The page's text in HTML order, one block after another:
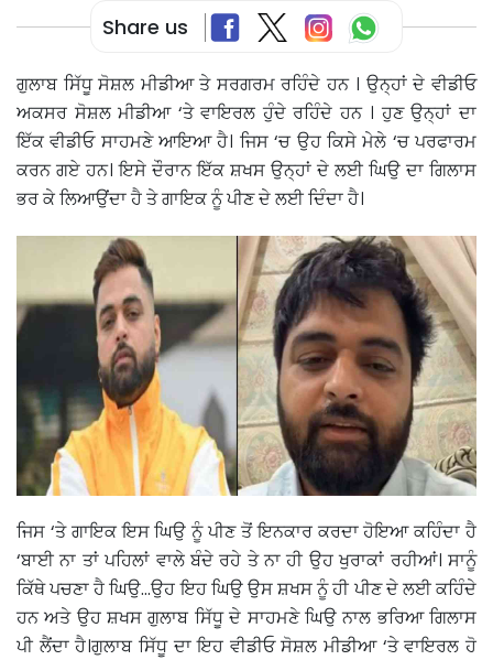
Share us
ਗੁਲਾਬ ਸਿੱਧੂ ਸੋਸ਼ਲ ਮੀਡੀਆ ਤੇ ਸਰਗਰਮ ਰਹਿੰਦੇ ਹਨ । ਉਨ੍ਹਾਂ ਦੇ ਵੀਡੀਓ
ਅਕਸਰ ਸੋਸ਼ਲ ਮੀਡੀਆ ‘ਤੇ ਵਾਇਰਲ ਹੁੰਦੇ ਰਹਿੰਦੇ ਹਨ । ਹੁਣ ਉਨ੍ਹਾਂ ਦਾ
ਇੱਕ ਵੀਡੀਓ ਸਾਹਮਣੇ ਆਇਆ ਹੈ। ਜਿਸ ‘ਚ ਉਹ ਕਿਸੇ ਮੇਲੇ ‘ਚ ਪਰਫਾਰਮ
ਕਰਨ ਗਏ ਹਨ। ਇਸੇ ਦੌਰਾਨ ਇੱਕ ਸ਼ਖਸ ਉਨ੍ਹਾਂ ਦੇ ਲਈ ਘਿਉ ਦਾ ਗਿਲਾਸ
ਭਰ ਕੇ ਲਿਆਉਂਦਾ ਹੈ ਤੇ ਗਾਇਕ ਨੂੰ ਪੀਣ ਦੇ ਲਈ ਦਿੰਦਾ ਹੈ।
ਜਿਸ ‘ਤੇ ਗਾਇਕ ਇਸ ਘਿਉ ਨੂੰ ਪੀਣ ਤੋਂ ਇਨਕਾਰ ਕਰਦਾ ਹੋਇਆ ਕਹਿੰਦਾ ਹੈ
‘ਬਾਈ ਨਾ ਤਾਂ ਪਹਿਲਾਂ ਵਾਲੇ ਬੰਦੇ ਰਹੇ ਤੇ ਨਾ ਹੀ ਉਹ ਖੁਰਾਕਾਂ ਰਹੀਆਂ। ਸਾਨੂੰ
ਕਿੱਥੇ ਪਚਣਾ ਹੈ ਘਿਉ…ਉਹ ਇਹ ਘਿਉ ਉਸ ਸ਼ਖਸ ਨੂੰ ਹੀ ਪੀਣ ਦੇ ਲਈ ਕਹਿੰਦੇ
ਹਨ ਅਤੇ ਉਹ ਸ਼ਖਸ ਗੁਲਾਬ ਸਿੱਧੂ ਦੇ ਸਾਹਮਣੇ ਘਿਉ ਨਾਲ ਭਰਿਆ ਗਿਲਾਸ
ਪੀ ਲੈਂਦਾ ਹੈ।ਗੁਲਾਬ ਸਿੱਧੂ ਦਾ ਇਹ ਵੀਡੀਓ ਸੋਸ਼ਲ ਮੀਡੀਆ ‘ਤੇ ਵਾਇਰਲ ਹੋ